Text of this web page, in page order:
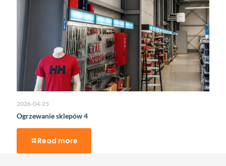
2026-04-25
Ogrzewanie sklepów 4
Read more